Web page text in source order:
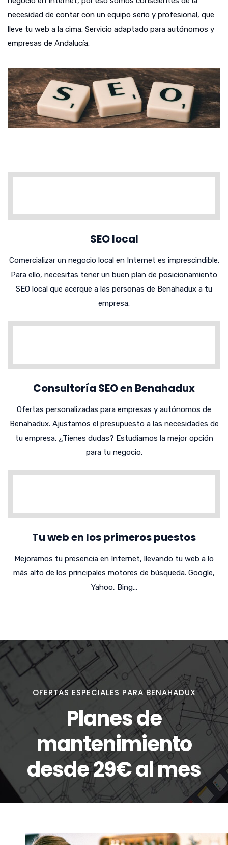
necesidad de contar con un equipo serio y profesional, que
lleve tu web a la cima. Servicio adaptado para autónomos y
empresas de Andalucía.
SEO local
Comercializar un negocio local en Internet es imprescindible.
Para ello, necesitas tener un buen plan de posicionamiento
SEO local que acerque a las personas de Benahadux a tu
empresa.
Consultoría SEO en Benahadux
Ofertas personalizadas para empresas y autónomos de
Benahadux. Ajustamos el presupuesto a las necesidades de
tu empresa. ¿Tienes dudas? Estudiamos la mejor opción
para tu negocio.
Tu web en los primeros puestos
Mejoramos tu presencia en Internet, llevando tu web a lo
más alto de los principales motores de búsqueda. Google,
Yahoo, Bing...
OFERTAS ESPECIALES PARA BENAHADUX
Planes de
mantenimiento
desde 29€ al mes